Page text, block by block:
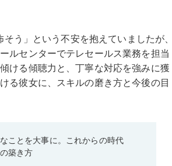
う」という不安を抱えていましたが、
ルセンターでテレセールス業務を担当
ける傾聴力と、丁寧な対応を強みに獲
る彼女に、スキルの磨き方と今後の目
ことを大事に。これからの時代
築き方